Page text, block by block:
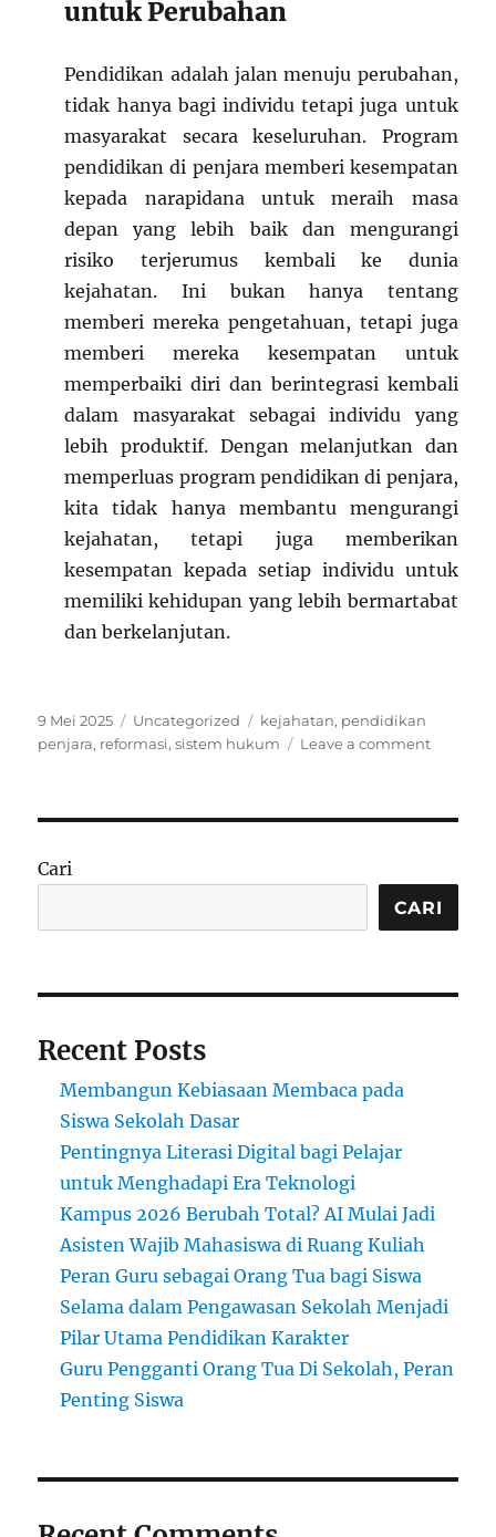
untuk Perubahan
Pendidikan adalah jalan menuju perubahan,
tidak hanya bagi individu tetapi juga untuk
masyarakat secara keseluruhan. Program
pendidikan di penjara memberi kesempatan
kepada narapidana untuk meraih masa
depan yang lebih baik dan mengurangi
risiko terjerumus kembali ke dunia
kejahatan. Ini bukan hanya tentang
memberi mereka pengetahuan, tetapi juga
memberi mereka kesempatan untuk
memperbaiki diri dan berintegrasi kembali
dalam masyarakat sebagai individu yang
lebih produktif. Dengan melanjutkan dan
memperluas program pendidikan di penjara,
kita tidak hanya membantu mengurangi
kejahatan, tetapi juga memberikan
kesempatan kepada setiap individu untuk
memiliki kehidupan yang lebih bermartabat
dan berkelanjutan.
Posted
on
9 Mei 2025 Categories
Uncategorized Tags
kejahatan, pendidikan
penjara, reformasi,sistem hukum Leave a commenton
Reduksi
Cari
CARI
Recent Posts
Membangun Kebiasaan Membaca pada
Siswa Sekolah Dasar
Pentingnya Literasi Digital bagi Pelajar
untuk Menghadapi Era Teknologi
Kampus 2026 Berubah Total? AI Mulai Jadi
Asisten Wajib Mahasiswa di Ruang Kuliah
Peran Guru sebagai Orang Tua bagi Siswa
Selama dalam Pengawasan Sekolah Menjadi
Pilar Utama Pendidikan Karakter
Guru Pengganti Orang Tua Di Sekolah, Peran
Penting Siswa